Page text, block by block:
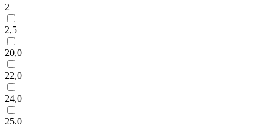
2
2,5
20,0
22,0
24,0
25,0